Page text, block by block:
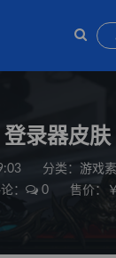
登录器皮肤
分类： 游戏
：
0 售价：